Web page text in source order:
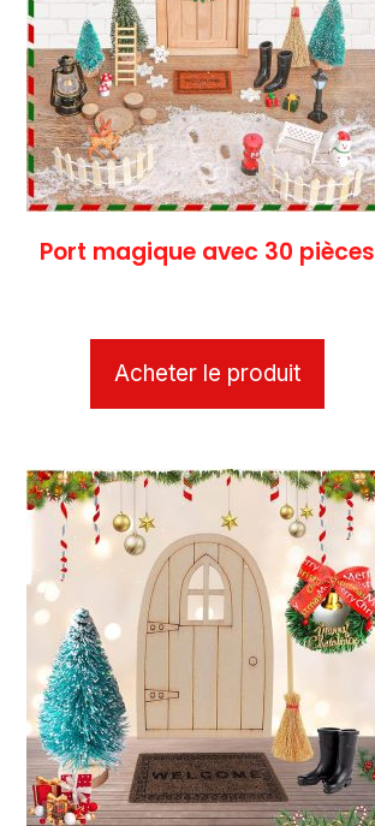
Port magique avec 30 pièces
Acheter le produit